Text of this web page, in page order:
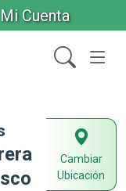
Mi Cuenta
Cambiar
Ubicación